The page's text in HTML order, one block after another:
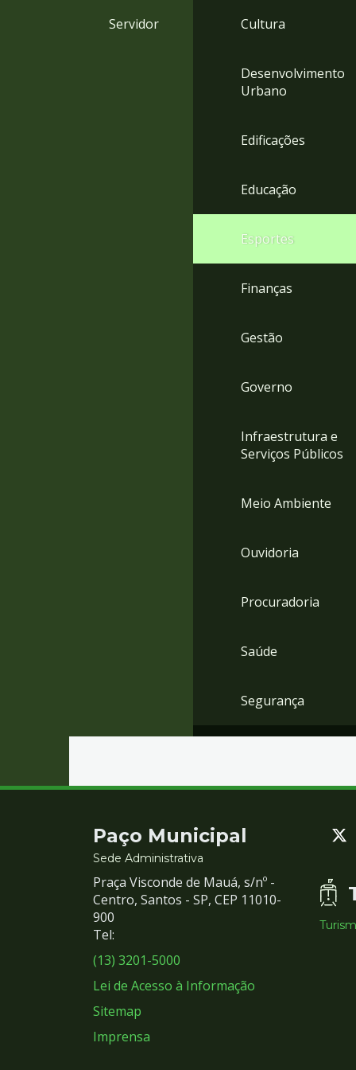
Servidor Cultura
Desenvolvimento
Urbano
Edificações
Educação
Esportes
Finanças
Gestão
Governo
Infraestrutura e
Serviços Públicos
Meio Ambiente
Ouvidoria
Procuradoria
Saúde
Segurança
Contato
e
Redes
Sociais
Paço Municipal
Sede Administrativa
Praça Visconde de Mauá, s/nº -
Centro, Santos - SP, CEP 11010-
900
Tel:
(13) 3201-5000
Lei de Acesso à Informação
Sitemap
Imprensa